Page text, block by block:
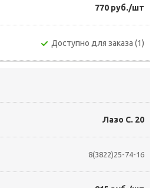
770 руб./шт
Доступно для заказа (1)
Лазо С. 20
8(3822)25-74-16